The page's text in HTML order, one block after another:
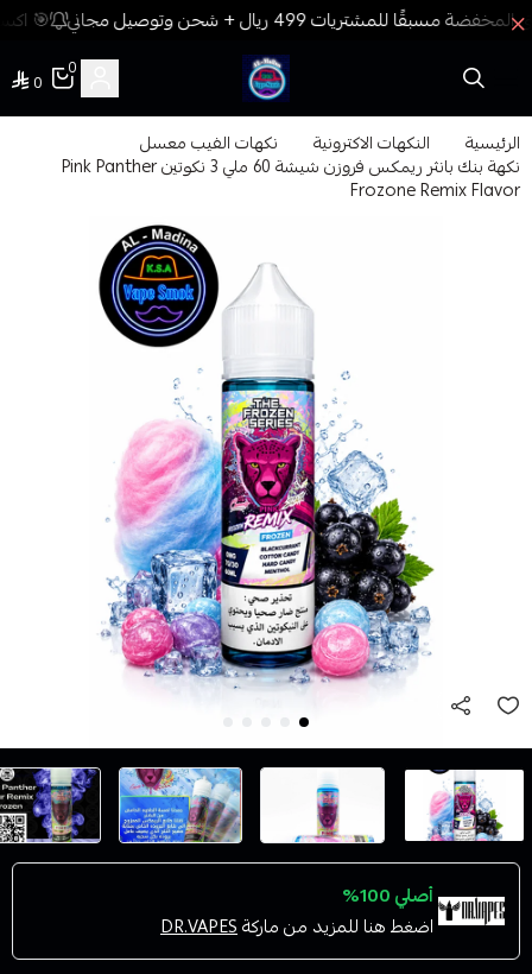
🎯
فيب المدينة
0
0
الرئيسية النكهات الاكترونية نكهات الفيب معسل
نكهة بنك بانثر ريمكس فروزن شيشة 60 ملي 3 نكوتين Pink Panther
Frozone Remix Flavor
أصلي 100%
اضغط هنا للمزيد من ماركةDR.VAPES